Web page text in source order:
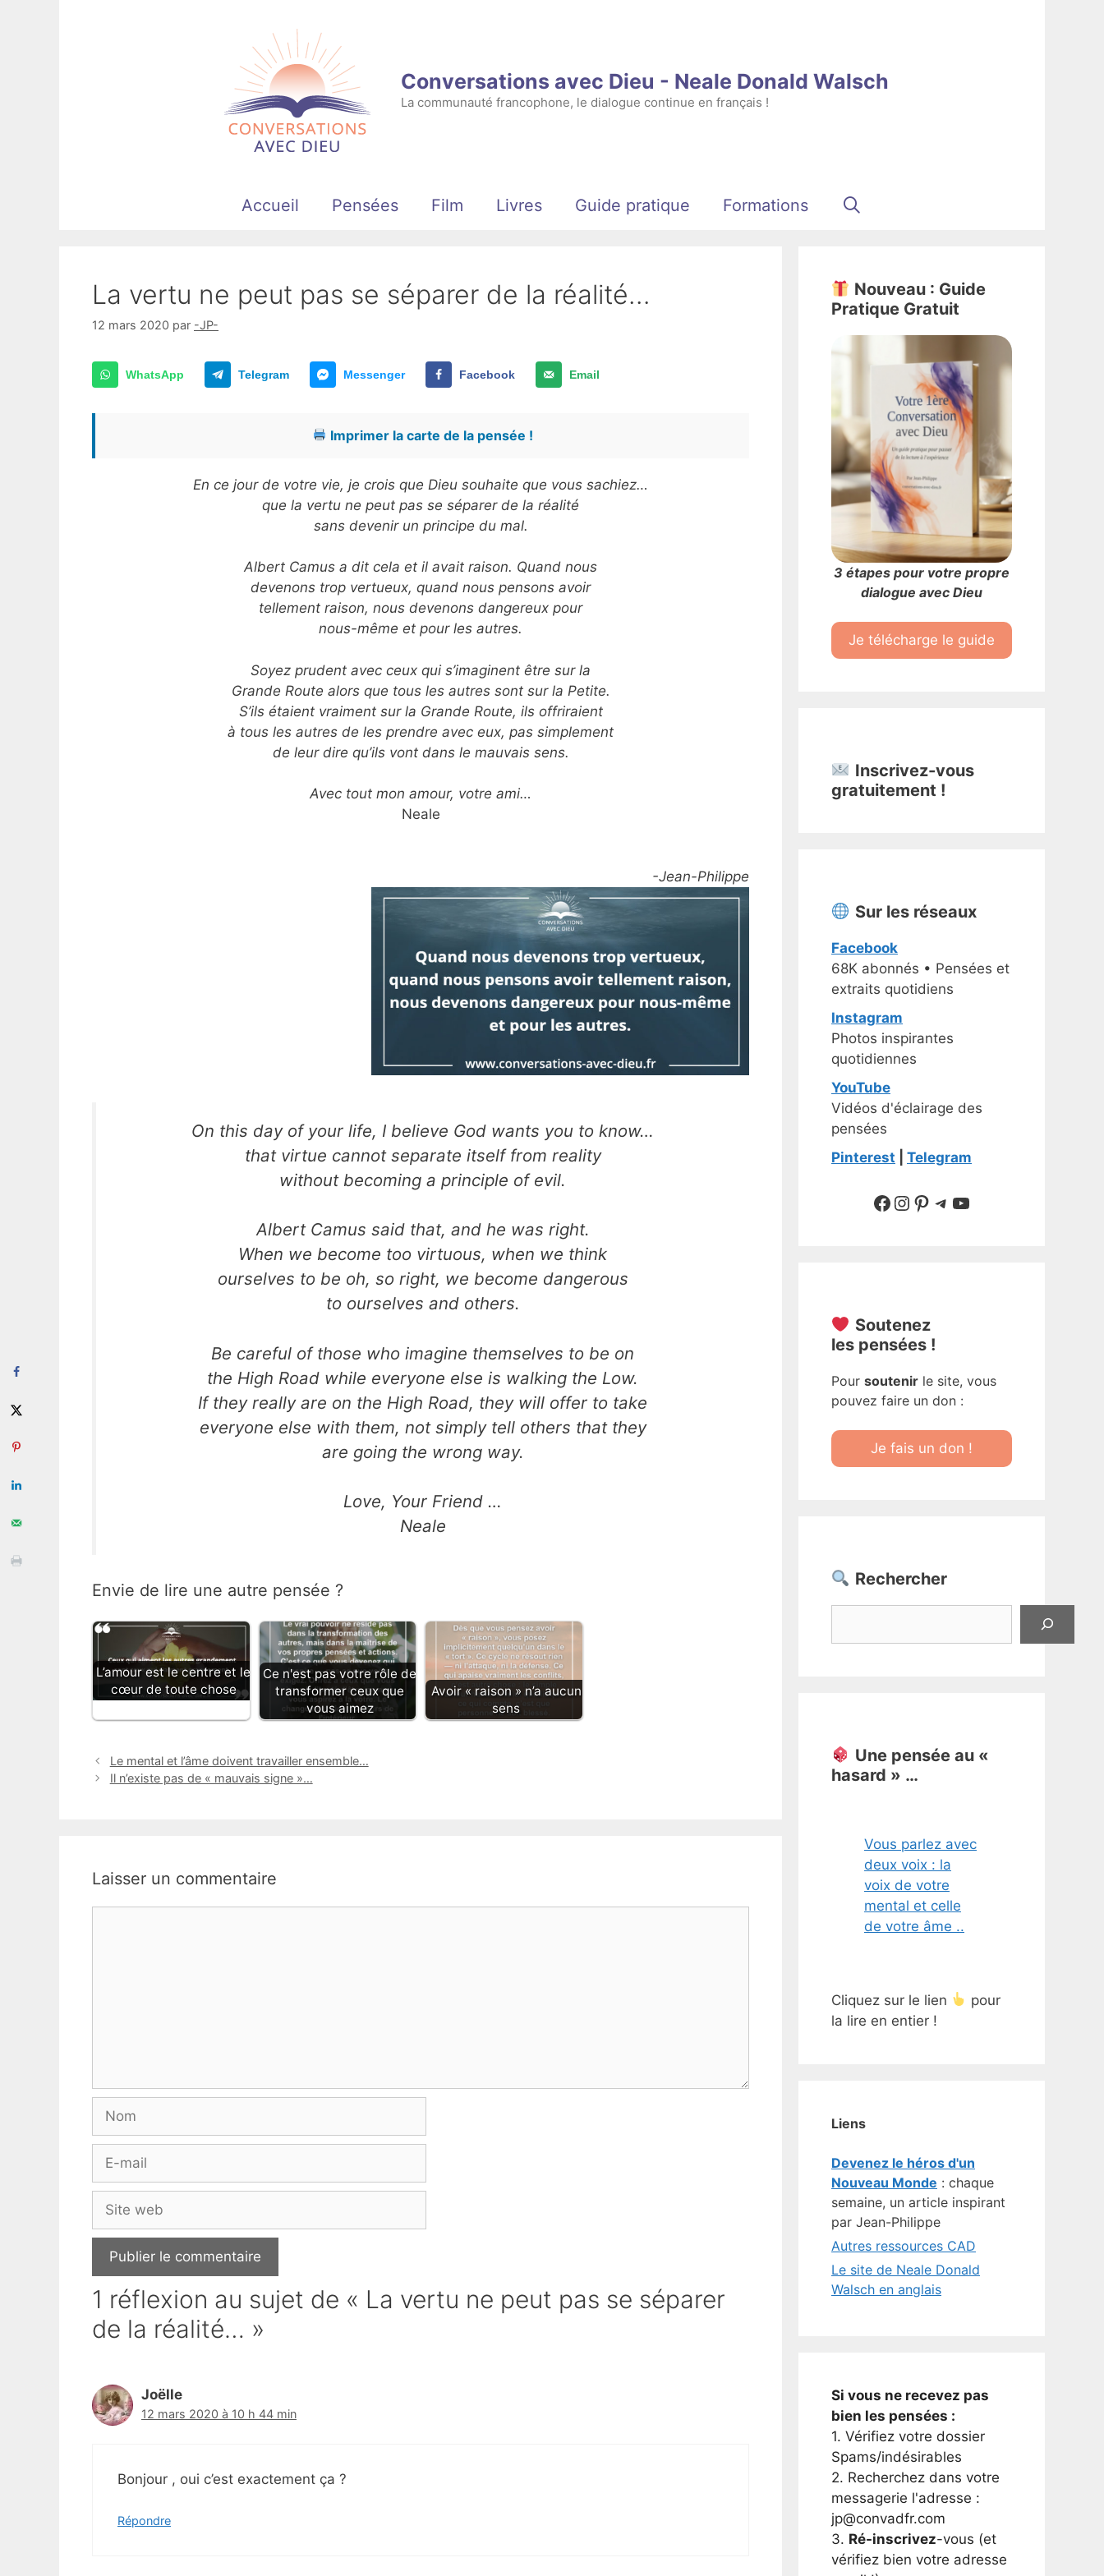
Conversations avec Dieu - Neale Donald Walsch
La communauté francophone, le dialogue continue en français !
Accueil Pensées Film Livres Guide pratique Formations
La vertu ne peut pas se séparer de la réalité…
12 mars 2020 par -JP-
WhatsApp Telegram Messenger Facebook Email
Imprimer la carte de la pensée !
En ce jour de votre vie, je crois que Dieu souhaite que vous sachiez…
que la vertu ne peut pas se séparer de la réalité
sans devenir un principe du mal.
Albert Camus a dit cela et il avait raison. Quand nous
devenons trop vertueux, quand nous pensons avoir
tellement raison, nous devenons dangereux pour
nous-même et pour les autres.
Soyez prudent avec ceux qui s’imaginent être sur la
Grande Route alors que tous les autres sont sur la Petite.
S’ils étaient vraiment sur la Grande Route, ils offriraient
à tous les autres de les prendre avec eux, pas simplement
de leur dire qu’ils vont dans le mauvais sens.
Avec tout mon amour, votre ami…
Neale
-Jean-Philippe
On this day of your life, I believe God wants you to know…
that virtue cannot separate itself from reality
without becoming a principle of evil.
Albert Camus said that, and he was right.
When we become too virtuous, when we think
ourselves to be oh, so right, we become dangerous
to ourselves and others.
Be careful of those who imagine themselves to be on
the High Road while everyone else is walking the Low.
If they really are on the High Road, they will offer to take
everyone else with them, not simply tell others that they
are going the wrong way.
Love, Your Friend …
Neale
Envie de lire une autre pensée ?
L’amour est le centre et le
cœur de toute chose
Ce n'est pas votre rôle de
transformer ceux que
vous aimez
Avoir « raison » n’a aucun
sens
Le mental et l’âme doivent travailler ensemble…
Il n’existe pas de « mauvais signe »…
Laisser un commentaire
Nom
Site
web
1 réflexion au sujet de « La vertu ne peut pas se séparer
de la réalité… »
Joëlle
12 mars 2020 à 10 h 44 min
Bonjour , oui c’est exactement ça ?
Répondre
Nouveau : Guide
Pratique Gratuit
3 étapes pour votre propre
dialogue avec Dieu
Je télécharge le guide
Inscrivez-vous
gratuitement !
Sur les réseaux
Facebook
68K abonnés • Pensées et
extraits quotidiens
Instagram
Photos inspirantes
quotidiennes
YouTube
Vidéos d'éclairage des
pensées
Pinterest
Telegram
Suivre sur Facebook
Suivre sur Instagram
Pinterest
Sur Telegram
YouTube
Soutenez
les pensées !
Pour soutenir le site, vous
pouvez faire un don :
Je fais un don !
Rechercher
Une pensée au «
hasard » …
Vous parlez avec
deux voix : la
voix de votre
mental et celle
de votre âme ..
Cliquez sur le lien
pour
la lire en entier !
Liens
Devenez le héros d'un
Nouveau Monde : chaque
semaine, un article inspirant
par Jean-Philippe
Autres ressources CAD
Le site de Neale Donald
Walsch en anglais
Si vous ne recevez pas
bien les pensées :
1. Vérifiez votre dossier
Spams/indésirables
2. Recherchez dans votre
messagerie l'adresse :
jp@convadfr.com
3. Ré-inscrivez-vous (et
vérifiez bien votre adresse